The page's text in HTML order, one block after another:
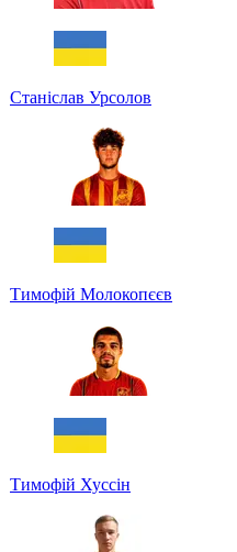
Станіслав Урсолов
Тимофій Молокопєєв
Тимофій Хуссін